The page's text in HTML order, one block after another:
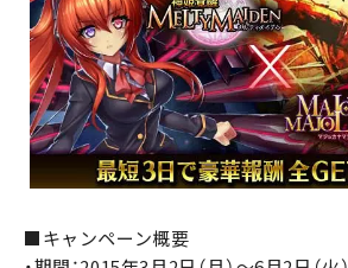
■キャンペーン概要